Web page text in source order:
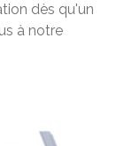
dès qu'un
à notre